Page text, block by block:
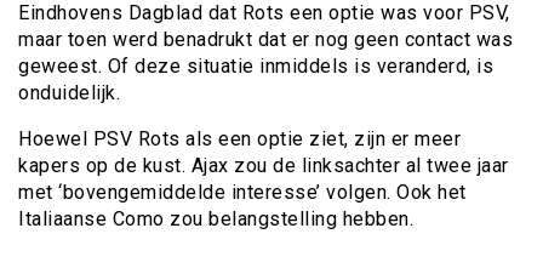
Eindhovens Dagblad dat Rots een optie was voor PSV,
maar toen werd benadrukt dat er nog geen contact was
geweest. Of deze situatie inmiddels is veranderd, is
onduidelijk.
Hoewel PSV Rots als een optie ziet, zijn er meer
kapers op de kust. Ajax zou de linksachter al twee jaar
met ‘bovengemiddelde interesse’ volgen. Ook het
Italiaanse Como zou belangstelling hebben.